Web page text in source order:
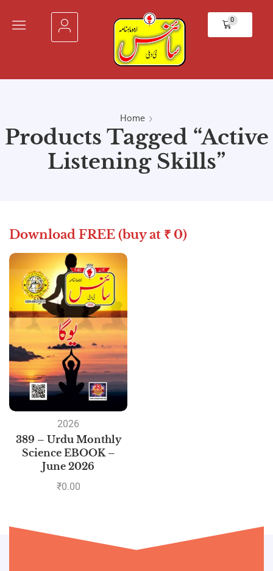
0
Home
Products Tagged “Active
Listening Skills”
Download FREE (buy at ₹ 0)
2026
389 – Urdu Monthly
Science EBOOK –
June 2026
₹0.00